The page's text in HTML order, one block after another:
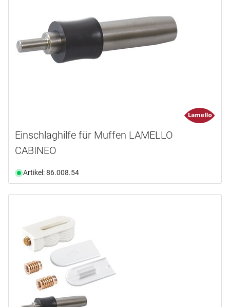
Einschlaghilfe für Muffen LAMELLO
CABINEO
Artikel: 86.008.54